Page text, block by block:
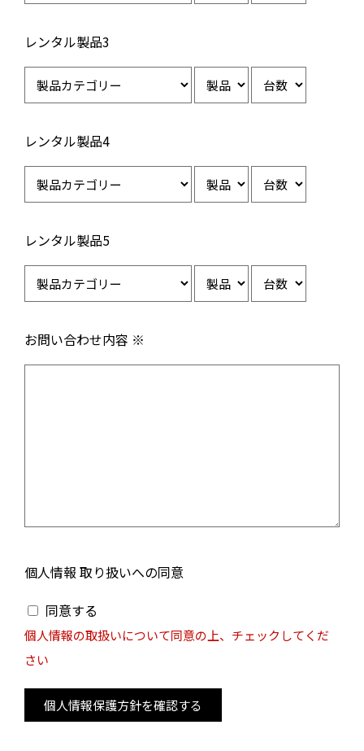
レンタル製品3
レンタル製品4
レンタル製品5
お問い合わせ内容 ※
個人情報 取り扱いへの同意
同意する
個人情報の取扱いについて同意の上、チェックしてくだ
さい
個人情報保護方針を確認する